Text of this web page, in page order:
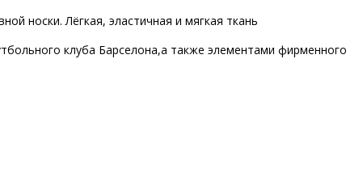
носки. Лёгкая, эластичная и мягкая ткань
клуба Барселона,а также элементами фирменного